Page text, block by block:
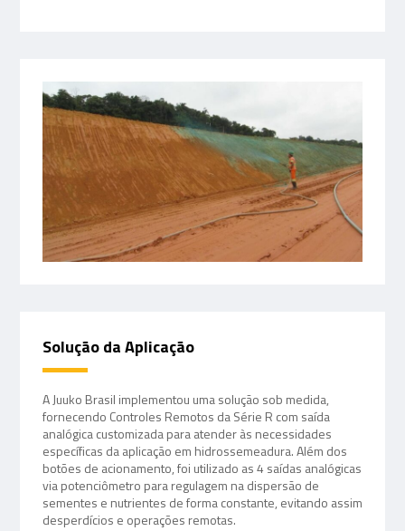
Solução da Aplicação
A Juuko Brasil implementou uma solução sob medida,
fornecendo Controles Remotos da Série R com saída
analógica customizada para atender às necessidades
específicas da aplicação em hidrossemeadura. Além dos
botões de acionamento, foi utilizado as 4 saídas analógicas
via potenciômetro para regulagem na dispersão de
sementes e nutrientes de forma constante, evitando assim
desperdícios e operações remotas.